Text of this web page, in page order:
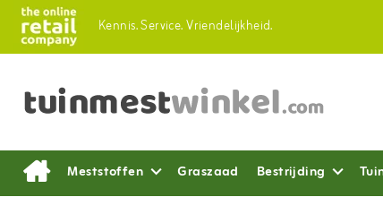
Kennis.Service.Vriendelijkheid.
Meststoffen Graszaad Bestrijding